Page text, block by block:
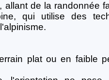
allant de la randonnée
qui utilise des
plat ou en faible